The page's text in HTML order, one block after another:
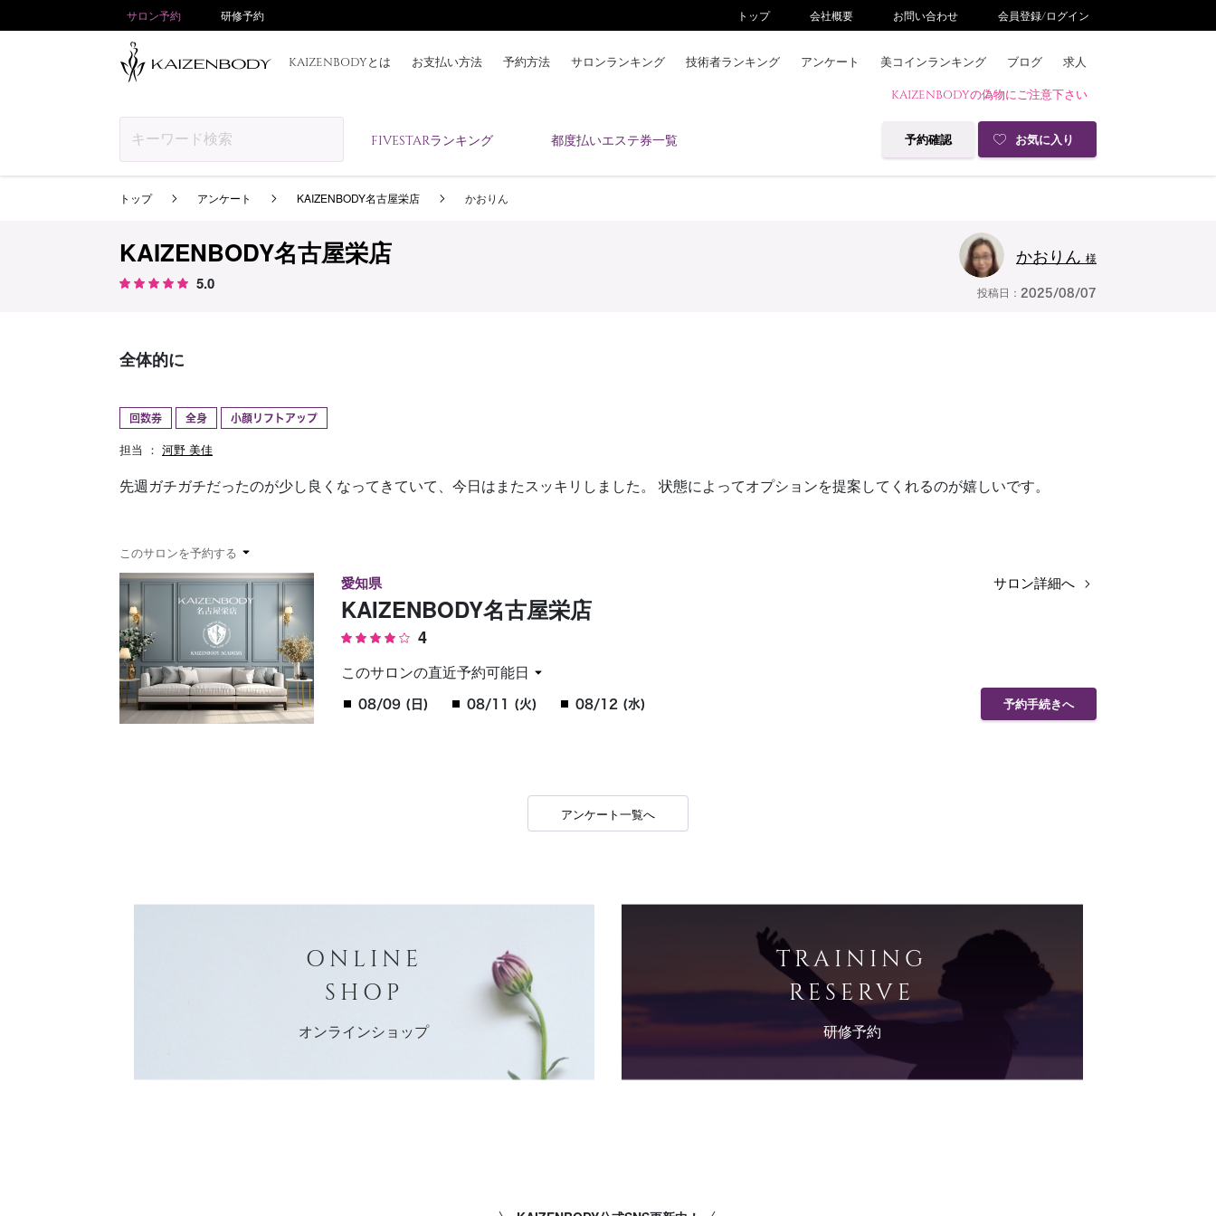
サロン予約 研修予約 トップ 会社概要 お問い合わせ 会員登録/ログイン
KAIZENBODYとは お支払い方法 予約方法 サロンランキング 技術者ランキング アンケート 美コインランキング ブログ 求人
KAIZENBODYの偽物にご注意下さい
FIVESTARランキング 都度払いエステ券一覧 予約確認 お気に入り
お支払い方法
予約方法
予約確認 お気に入り
お問い合わせ
トップ アンケート KAIZENBODY名古屋栄店 かおりん
KAIZENBODY名古屋栄店
5.0
かおりん 様
投稿日： 2025/08/07
全体的に
回数券 全身 小顔リフトアップ
担当 ： 河野 美佳
先週ガチガチだったのが少し良くなってきていて、今日はまたスッキリしました。 状態によってオプションを提案してくれるのが嬉しいです。
このサロンを予約する
愛知県
KAIZENBODY名古屋栄店
4
このサロンの直近予約可能日
サロン詳細へ
08/09 (日) 08/11 (火) 08/12 (水) 予約手続きへ
アンケート一覧へ
ONLINE
SHOP
オンラインショップ
TRAINING
RESERVE
研修予約